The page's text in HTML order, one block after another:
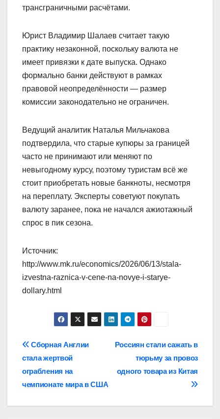
трансграничными расчётами.
Юрист Владимир Шалаев считает такую
практику незаконной, поскольку валюта не
имеет привязки к дате выпуска. Однако
формально банки действуют в рамках
правовой неопределённости — размер
комиссии законодательно не ограничен.
Ведущий аналитик Наталья Мильчакова
подтвердила, что старые купюры за границей
часто не принимают или меняют по
невыгодному курсу, поэтому туристам всё же
стоит приобретать новые банкноты, несмотря
на переплату. Эксперты советуют покупать
валюту заранее, пока не начался ажиотажный
спрос в пик сезона.
Источник:
http://www.mk.ru/economics/2026/06/13/stala-
izvestna-raznica-v-cene-na-novye-i-starye-
dollary.html
Навигация
по
записям
Россиян стали сажать в
тюрьму за провоз
одного товара из Китая
Сборная Англии
стала жертвой
ограбления на
чемпионате мира в США